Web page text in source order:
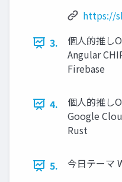
https://
3.
個人的推し
Angular
Firebase
4.
個人的推し
Google
Rust
5. 今日テーマ